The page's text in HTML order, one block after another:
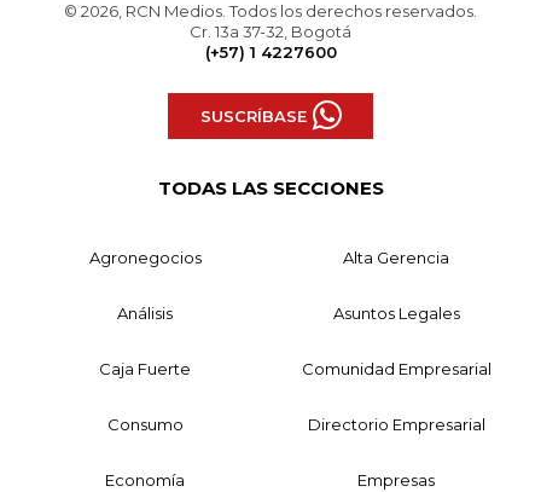
© 2026, RCN Medios. Todos los derechos reservados.
Cr. 13a 37-32, Bogotá
(+57) 1 4227600
SUSCRÍBASE
TODAS LAS SECCIONES
Agronegocios Alta Gerencia
Análisis Asuntos Legales
Caja Fuerte Comunidad Empresarial
Consumo Directorio Empresarial
Economía Empresas